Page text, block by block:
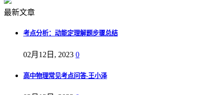
最新文章
考点分析：动能定理解题步骤总结
02月12日, 2023 0
高中物理常见考点问答-王小泽